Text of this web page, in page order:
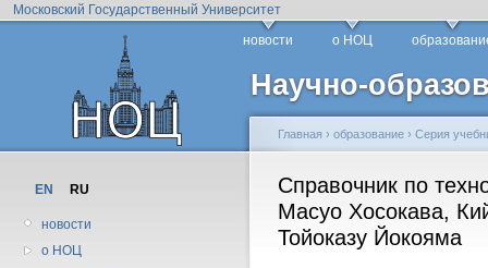
Московский Государственный Университет
Научно-
новости о НОЦ
EN RU
новости
о НОЦ
Главная › образование › Серия
Справочник по
Масуо Хосокава,
Тойоказу Йокояма